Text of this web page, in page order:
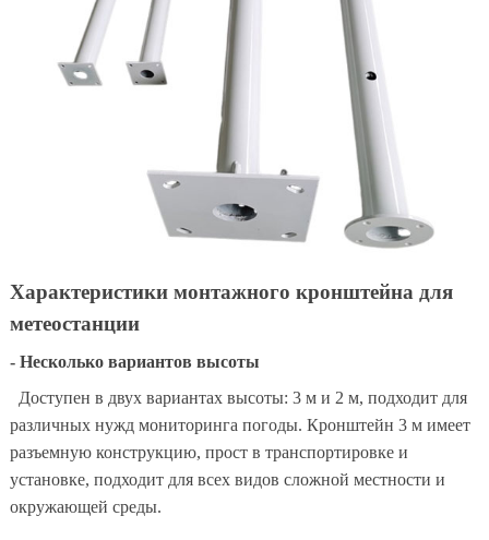
Характеристики монтажного кронштейна для
метеостанции
- Несколько вариантов высоты
Доступен в двух вариантах высоты: 3 м и 2 м, подходит для
различных нужд мониторинга погоды. Кронштейн 3 м имеет
разъемную конструкцию, прост в транспортировке и
установке, подходит для всех видов сложной местности и
окружающей среды.